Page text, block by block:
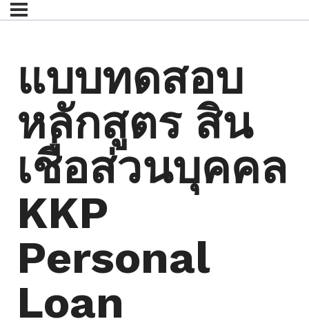
แบบทดสอบ
หลักสูตร สิน
เชื่อส่วนบุคคล
KKP
Personal
Loan